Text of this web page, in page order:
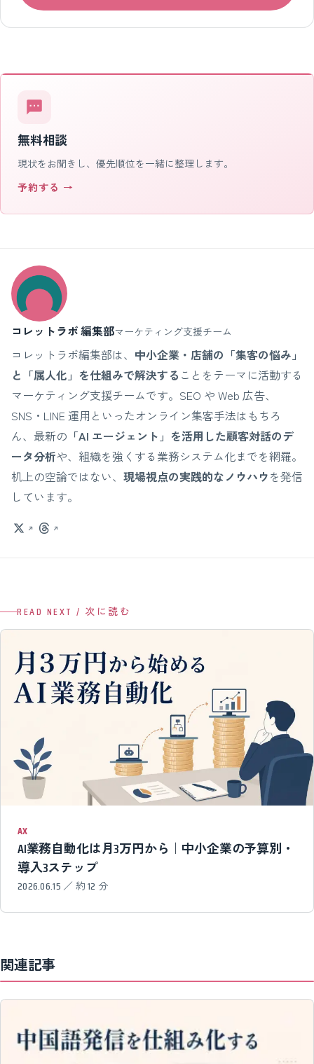
無料相談
現状をお聞きし、優先順位を一緒に整理します。
予約する →
コレットラボ 編集部マーケティング支援チーム
コレットラボ編集部は、 中小企業・店舗の「集客の悩み」
と「属人化」を仕組みで解決する ことをテーマに活動する
マーケティング支援チームです。SEO や Web 広告、
SNS・LINE 運用といったオンライン集客手法はもちろ
ん、最新の 「AI エージェント」を活用した顧客対話のデ
ータ分析や、組織を強くする業務システム化までを網羅。
机上の空論ではない、 現場視点の実践的なノウハウを発信
しています。
READ NEXT / 次に読む
AX
AI業務自動化は月3万円から｜中小企業の予算別・
導入3ステップ
2026.06.15 ／ 約 12 分
関連記事